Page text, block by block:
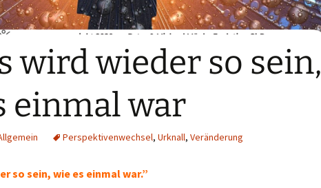
wird wieder so sein,
einmal war
Perspektivenwechsel, Urknall, Veränderung
so sein, wie es einmal war.”